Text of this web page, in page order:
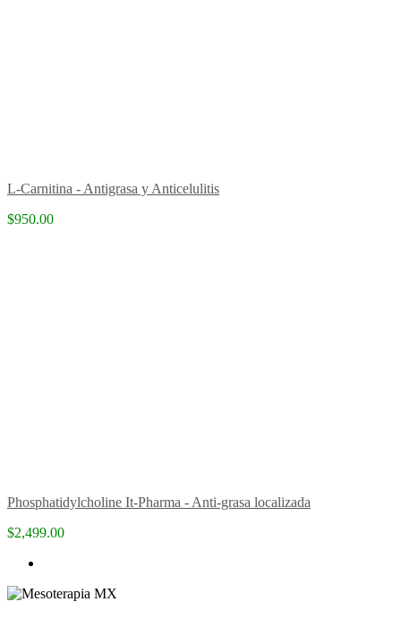
L-Carnitina - Antigrasa y Anticelulitis
$950.00
Phosphatidylcholine It-Pharma - Anti-grasa localizada
$2,499.00